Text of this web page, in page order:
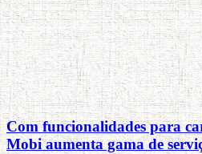
Com funcionalidades para
Mobi aumenta gama de